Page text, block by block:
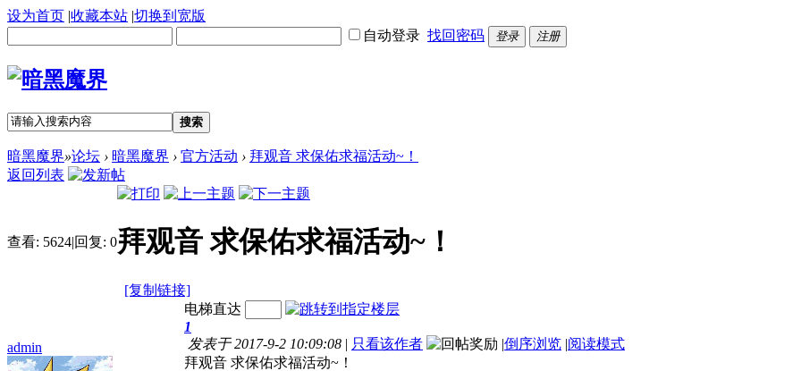
设为首页 |收藏本站 |切换到宽版
自动登录 找回密码 登录 注册
搜索
暗黑魔界»论坛 › 暗黑魔界 › 官方活动 › 拜观音 求保佑求福活动~！
返回列表
查看: 5624|回复: 0拜观音 求保佑求福活动~！
[复制链接]
admin
电梯直达
1
发表于 2017-9-2 10:09:08 | 只看该作者 |倒序浏览 |阅读模式
拜观音 求保佑求福活动~！